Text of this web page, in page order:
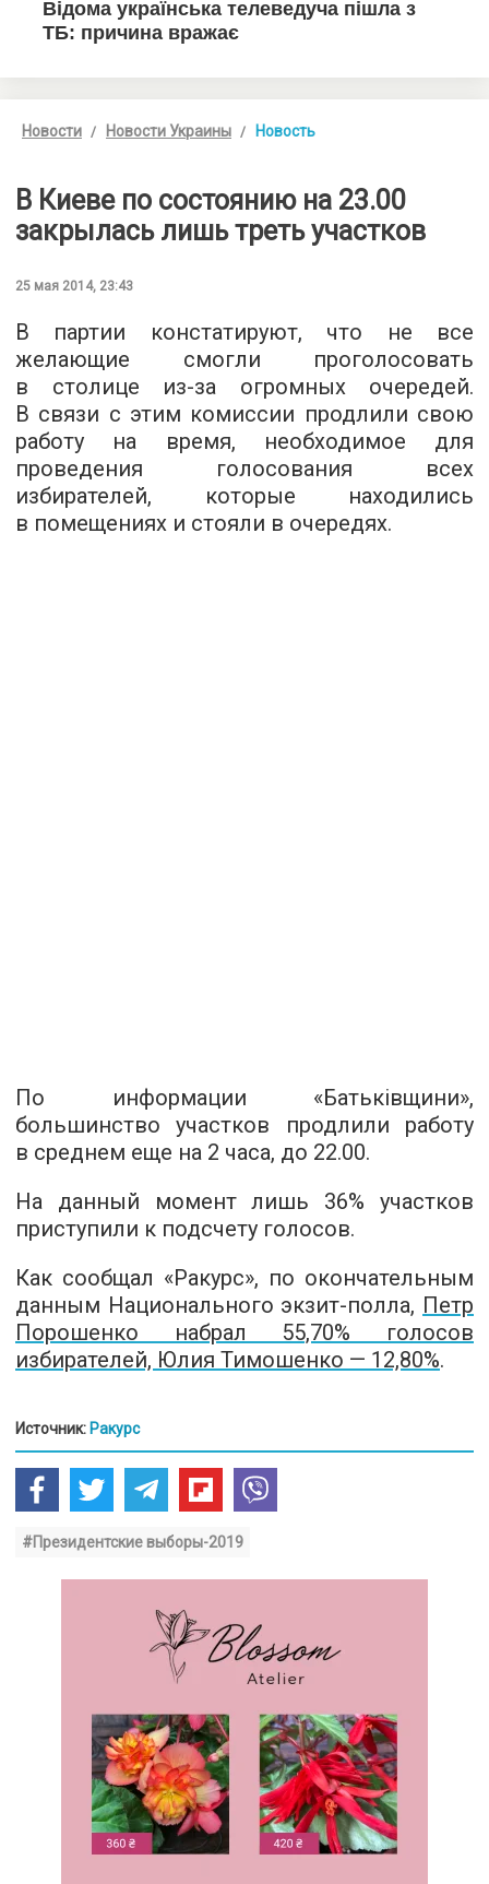
Новости Новости Украины Новость
В Киеве по состоянию на 23.00
закрылась лишь треть участков
25 мая 2014, 23:43
В партии констатируют, что не все
желающие смогли проголосовать
в столице из-за огромных очередей.
В связи с этим комиссии продлили свою
работу на время, необходимое для
проведения голосования всех
избирателей, которые находились
в помещениях и стояли в очередях.
По информации «Батьківщини»,
большинство участков продлили работу
в среднем еще на 2 часа, до 22.00.
На данный момент лишь 36% участков
приступили к подсчету голосов.
Как сообщал «Ракурс», по окончательным
данным Национального экзит-полла, Петр
Порошенко набрал 55,70% голосов
избирателей, Юлия Тимошенко — 12,80%.
Источник: Ракурс
#Президентские выборы-2019